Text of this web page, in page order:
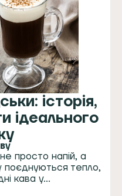
історія,
ідеального
просто напій, а
поєднуються тепло,
кава у…